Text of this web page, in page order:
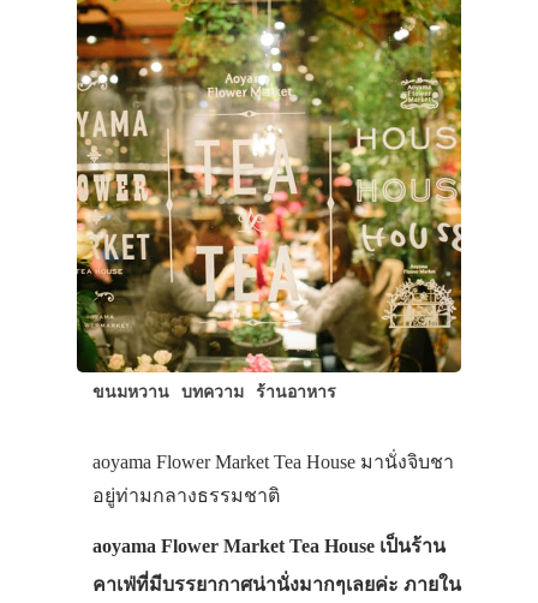
ขนมหวาน บทความ ร้านอาหาร
aoyama Flower Market Tea House มานั่งจิบชา
อยู่ท่ามกลางธรรมชาติ
aoyama Flower Market Tea House เป็นร้าน
คาเฟ่ที่มีบรรยากาศน่านั่งมากๆเลยค่ะ ภายใน
ประเทศญี่ปุ่น
เที่ยวญี่ปุ่นด้ว
เอง
รถบัส
เดินทาง
ทัวร์
สาระน่ารู้
ภาพประทับใจ